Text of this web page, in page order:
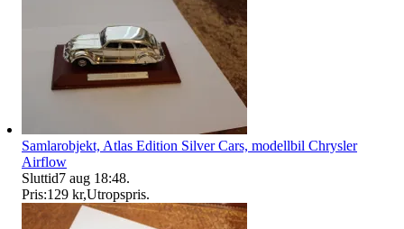
Samlarobjekt, Atlas Edition Silver Cars, modellbil Chrysler
Airflow
Sluttid7 aug 18:48.
Pris:129 kr,Utropspris.